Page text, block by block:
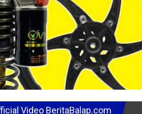
Video BeritaBalap.com